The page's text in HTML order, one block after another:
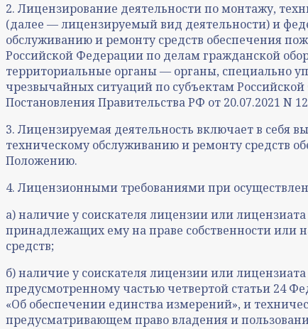
2. Лицензирование деятельности по монтажу,
(далее — лицензируемый вид деятельности) и
обслуживанию и ремонту средств обеспечения
Российской Федерации по делам гражданской
территориальные органы — органы, специально
чрезвычайных ситуаций по субъектам
Постановления Правительства РФ от 20.07.2021 N
3. Лицензируемая деятельность включает в себя
техническому обслуживанию и ремонту средств
Положению.
4. Лицензионными требованиями при
а) наличие у соискателя лицензии или
принадлежащих ему на праве собственности или
средств;
б) наличие у соискателя лицензии или
предусмотренному частью четвертой статьи 24
«Об обеспечении единства измерений», и
предусматривающем право владения и